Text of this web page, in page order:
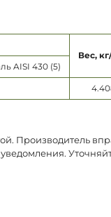
Вес,
AISI 430 (5)
Производитель